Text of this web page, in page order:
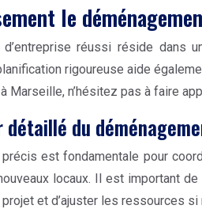
le
d’entreprise réussi réside
rigoureuse aide
Marseille, n’hésitez pas à faire
du
précis est fondamentale pour
locaux. Il est important
et d’ajuster les ressources si